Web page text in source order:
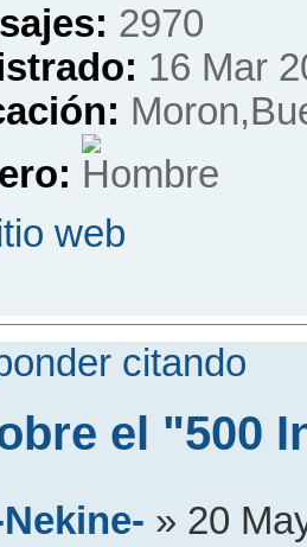
2970
16 Mar
web
citando
el "500
» 20